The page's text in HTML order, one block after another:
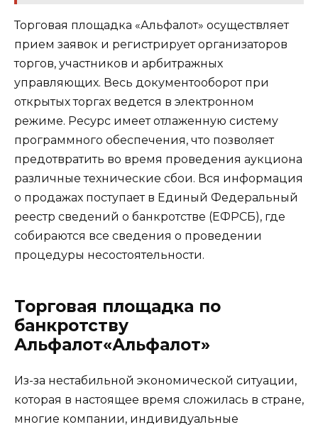
Торговая площадка «Альфалот» осуществляет
прием заявок и регистрирует организаторов
торгов, участников и арбитражных
управляющих. Весь документооборот при
открытых торгах ведется в электронном
режиме. Ресурс имеет отлаженную систему
программного обеспечения, что позволяет
предотвратить во время проведения аукциона
различные технические сбои. Вся информация
о продажах поступает в Единый Федеральный
реестр сведений о банкротстве (ЕФРСБ), где
собираются все сведения о проведении
процедуры несостоятельности.
Торговая площадка по
банкротству
Альфалот«Альфалот»
Из-за нестабильной экономической ситуации,
которая в настоящее время сложилась в стране,
многие компании, индивидуальные